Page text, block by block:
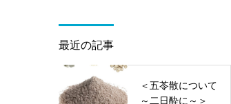
最近の記事
＜五苓散について
～二日酔に～＞